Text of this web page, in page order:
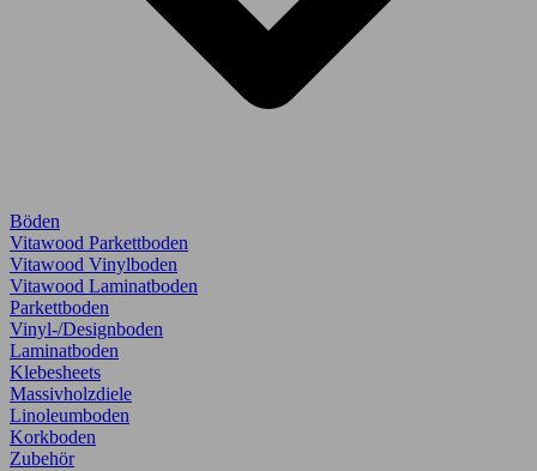
Böden
Vitawood Parkettboden
Vitawood Vinylboden
Vitawood Laminatboden
Parkettboden
Vinyl-/Designboden
Laminatboden
Klebesheets
Massivholzdiele
Linoleumboden
Korkboden
Zubehör